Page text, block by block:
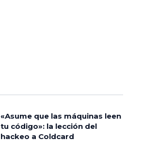
«Asume que las máquinas leen
tu código»: la lección del
hackeo a Coldcard